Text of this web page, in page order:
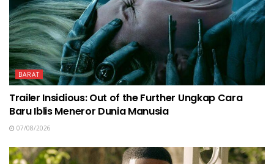
BARAT
Trailer Insidious: Out of the Further Ungkap Cara
Baru Iblis Meneror Dunia Manusia
07/08/2026